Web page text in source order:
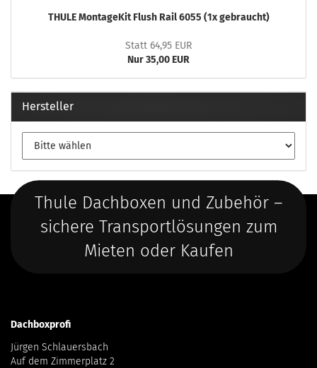
THULE MontageKit Flush Rail 6055 (1x gebraucht)
Statt 64,95 EUR
Nur 35,00 EUR
Hersteller
Thule Dachboxen und Zubehör –
sichere Transportlösungen zum
Mieten oder Kaufen
Dachboxprofi
Jürgen Schlauersbach
Auf dem Zimmerplatz 2